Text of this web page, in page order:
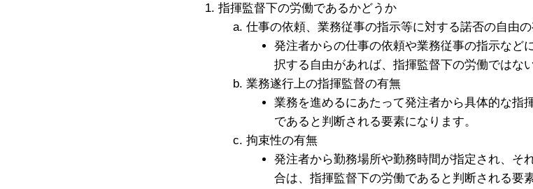
指揮監督下の労働であるかどうか
仕事の依頼、業務従事の指示等に対する諾否の自由
発注者からの仕事の依頼や業務従事の指示など
択する自由があれば、指揮監督下の労働ではな
業務遂行上の指揮監督の有無
業務を進めるにあたって発注者から具体的な指
であると判断される要素になります。
拘束性の有無
発注者から勤務場所や勤務時間が指定され、そ
合は、指揮監督下の労働であると判断される要